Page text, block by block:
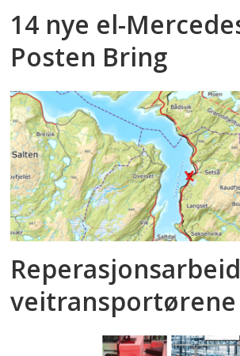
14 nye el-
Posten Bring
veitransportørene